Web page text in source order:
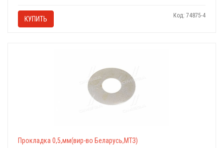
КУПИТЬ Код: 74875-4
Прокладка 0,5,мм(вир-во Беларусь,МТЗ)